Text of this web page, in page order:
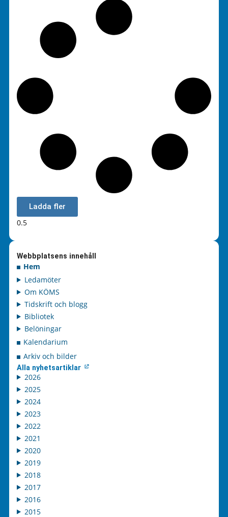
Ladda fler
Webbplatsens innehåll
Hem
Ledamöter
Om KÖMS
Tidskrift och blogg
Bibliotek
Belöningar
Kalendarium
Arkiv och bilder
Alla nyhetsartiklar
2026
2025
2024
2023
2022
2021
2020
2019
2018
2017
2016
2015